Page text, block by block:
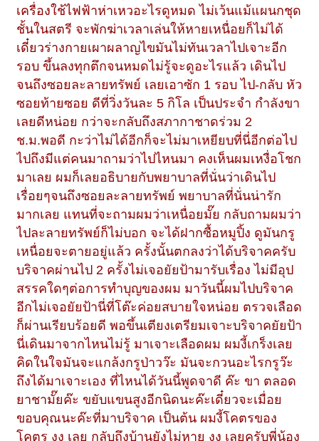
เครื่องใช้ไฟฟ้าห่าเหวอะไรดูหมด ไม่เว้นแม้แผนกชุด
ชั้นในสตรี จะพักฆ่าเวลาเล่นให้หายเหนื่อยก็ไม่ได้
เดี๋ยวร่างกายเผาผลาญไขมันไม่ทันเวลาไปเจาะอีก
รอบ ขึ้นลงทุกตึกจนหมดไม่รู้จะดูอะไรแล้ว เดินไป
จนถึงซอยละลายทรัพย์ เลยเอาซัก 1 รอบ ไป-กลับ หัว
ซอยท้ายซอย ดีที่วิ่งวันละ 5 กิโล เป็นประจำ กำลังขา
เลยดีหน่อย กว่าจะกลับถึงสภากาชาดร่วม 2
ช.ม.พอดี กะว่าไม่ได้อีกก็จะไม่มาเหยียบที่นี่อีกต่อไป
ไปถึงมีแต่คนมาถามว่าไปไหนมา คงเห็นผมเหงื่อโชก
มาเลย ผมก็เลยอธิบายกับพยาบาลที่นั่นว่าเดินไป
เรื่อยๆจนถึงซอยละลายทรัพย์ พยาบาลที่นั่นน่ารัก
มากเลย แทนที่จะถามผมว่าเหนื่อยมั๊ย กลับถามผมว่า
ไปละลายทรัพย์ก็ไม่บอก จะได้ฝากซื้อหมูปิ้ง ดูมันกรู
เหนื่อยจะตายอยู่แล้ว ครั้งนั้นตกลงว่าได้บริจาคครับ
บริจาคผ่านไป 2 ครั้งไม่เจอยัยป้ามารับเรื่อง ไม่มีอุป
สรรคใดๆต่อการทำบุญของผม มาวันนี้ผมไปบริจาค
อีกไม่เจอยัยป้านี่ที่โต๊ะค่อยสบายใจหน่อย ตรวจเลือด
ก็ผ่านเรียบร้อยดี พอขึ้นเตียงเตรียมเจาะบริจาคยัยป้า
นี่เดินมาจากไหนไม่รู้ มาเจาะเลือดผม ผมงี้เกร็งเลย
คิดในใจมันจะแกล้งกรูป่าวว๊ะ มันจะกวนอะไรกรูว๊ะ
ถึงได้มาเจาะเอง ที่ไหนได้วันนี้พูดจาดี ค๊ะ ขา ตลอด
ยาชามั๊ยค๊ะ ขยับแขนสูงอีกนิดนะค๊ะเดี๋ยวจะเมื่อย
ขอบคุณนะค๊ะที่มาบริจาค เป็นต้น ผมงี้โคตรของ
โคตร งง เลย กลับถึงบ้านยังไม่หาย งง เลยครับพี่น้อง